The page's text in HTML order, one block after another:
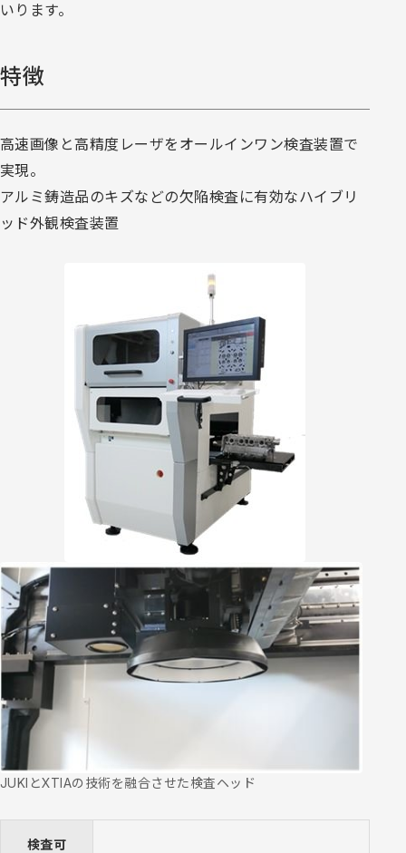
いります。
特徴
高速画像と高精度レーザをオールインワン検査装置で
実現。
アルミ鋳造品のキズなどの欠陥検査に有効なハイブリ
ッド外観検査装置
JUKIとXTIAの技術を融合させた検査ヘッド
検査可